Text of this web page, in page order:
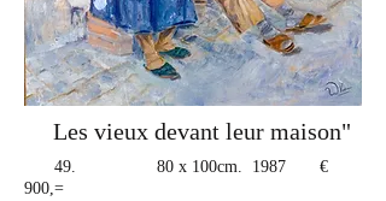
Les vieux devant leur maison"
49.
80 x 100cm. 1987 €
900,=